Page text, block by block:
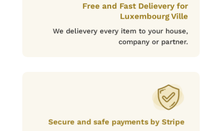
Free and Fast Delievery for
Luxembourg Ville
We delievery every item to your house,
company or partner.
Secure and safe payments by Stripe